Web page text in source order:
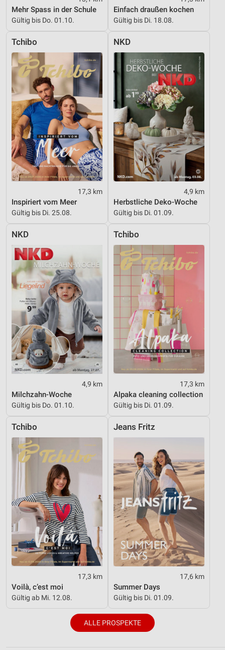
Mehr Spass in der Schule
Gültig bis Do. 01.10.
Einfach draußen kochen
Gültig bis Di. 18.08.
Tchibo
17,3 km
Inspiriert vom Meer
Gültig bis Di. 25.08.
NKD
4,9 km
Herbstliche Deko-Woche
Gültig bis Di. 01.09.
NKD
4,9 km
Milchzahn-Woche
Gültig bis Do. 01.10.
Tchibo
17,3 km
Alpaka cleaning collection
Gültig bis Di. 01.09.
Tchibo
17,3 km
Voilà, c’est moi
Gültig ab Mi. 12.08.
Jeans Fritz
17,6 km
Summer Days
Gültig bis Di. 01.09.
ALLE PROSPEKTE
Werbung